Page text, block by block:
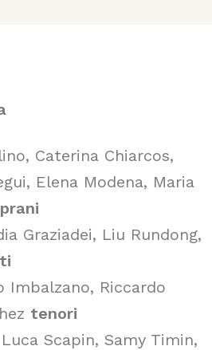
Caterina Chiarcos,
Elena Modena, Maria
Graziadei, Liu Rundong,
Imbalzano, Riccardo
tenori
Scapin, Samy Timin,